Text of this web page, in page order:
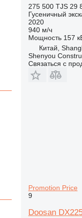
275 500 TJS 29
Гусеничный
2020
940 м/ч
Мощность 157
Китай,
Shenyou
Связаться с
Promotion Price
9
Doosan